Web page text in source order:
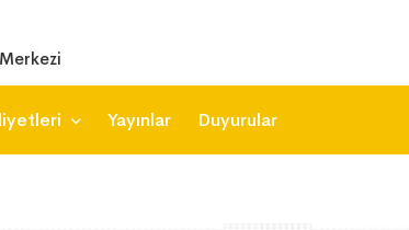
Yayınlar Duyurular